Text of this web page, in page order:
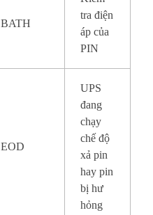
BATH
tra điện
áp của
PIN
EOD
UPS
đang
chạy
chế độ
xả pin
hay pin
bị hư
hỏng